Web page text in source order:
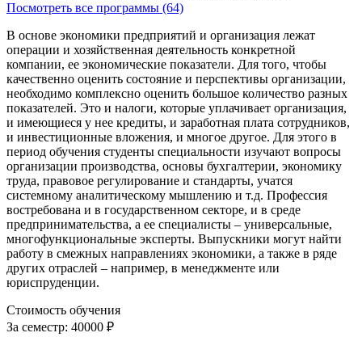
Посмотреть все программы (64)
В основе экономики предприятий и организация лежат
операции и хозяйственная деятельность конкретной
компании, ее экономические показатели. Для того, чтобы
качественно оценить состояние и перспективы организации,
необходимо комплексно оценить большое количество разных
показателей. Это и налоги, которые уплачивает организация,
и имеющиеся у нее кредиты, и заработная плата сотрудников,
и инвестиционные вложения, и многое другое. Для этого в
период обучения студенты специальности изучают вопросы
организации производства, основы бухгалтерии, экономику
труда, правовое регулирование и стандарты, учатся
системному аналитическому мышлению и т.д. Профессия
востребована и в государственном секторе, и в среде
предпринимательства, а ее специалисты – универсальные,
многофункциональные эксперты. Выпускники могут найти
работу в смежных направлениях экономики, а также в ряде
других отраслей – например, в менеджменте или
юриспруденции.
Стоимость обучения
За семестр: 40000 ₽